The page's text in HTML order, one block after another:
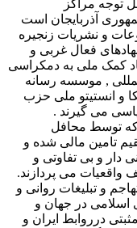
توجه مراکز
سال اخیر در جمهوری آذربایجان است
و نشریات زنجیره
فعال غربی و
کمک ملی به دمکراسی
, موسسه رسانه
و انستیتو ملی حزب
می گیرند .
که توسط محافل
تامین مالی شده و
و بی تفاوتی و
واقعیات می پردازند.
و تبلیغات روانی و
اسلامی در جهان و
درروابط ایران و